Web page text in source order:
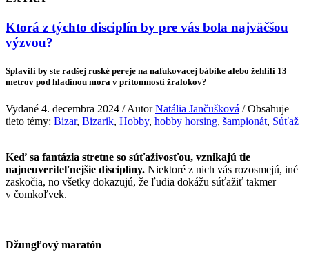
Ktorá z týchto disciplín by pre vás bola najväčšou
výzvou?
Splavili by ste radšej ruské pereje na nafukovacej bábike alebo žehlili 13
metrov pod hladinou mora v prítomnosti žralokov?
Vydané 4. decembra 2024 / AutorNatália Jančušková / Obsahuje
tieto témy: Bizar, Bizarik, Hobby, hobby horsing, šampionát, Súťaž
Keď sa fantázia stretne so súťaživosťou, vznikajú tie
najneuveriteľnejšie disciplíny. Niektoré z nich vás rozosmejú, iné
zaskočia, no všetky dokazujú, že ľudia dokážu súťažiť takmer
v čomkoľvek.
Džungľový maratón